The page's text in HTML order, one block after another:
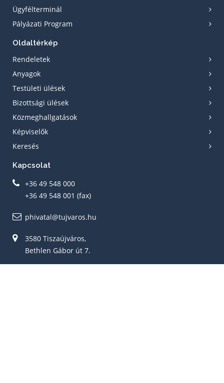
Ügyfélterminál
Pályázati Program
Oldaltérkép
Rendeletek
Anyagok
Testületi ülések
Bizottsági ülések
Közmeghallgatások
Képviselők
Keresés
Kapcsolat
+36 49 548 000
+36 49 548 001 (fax)
phivatal@tujvaros.hu
3580 Tiszaújváros,
Bethlen Gábor út 7.